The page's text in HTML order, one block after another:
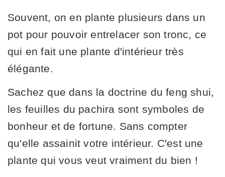
Souvent, on en plante plusieurs dans un
pot pour pouvoir entrelacer son tronc, ce
qui en fait une plante d'intérieur très
élégante.
Sachez que dans la doctrine du feng shui,
les feuilles du pachira sont symboles de
bonheur et de fortune. Sans compter
qu'elle assainit votre intérieur. C'est une
plante qui vous veut vraiment du bien !